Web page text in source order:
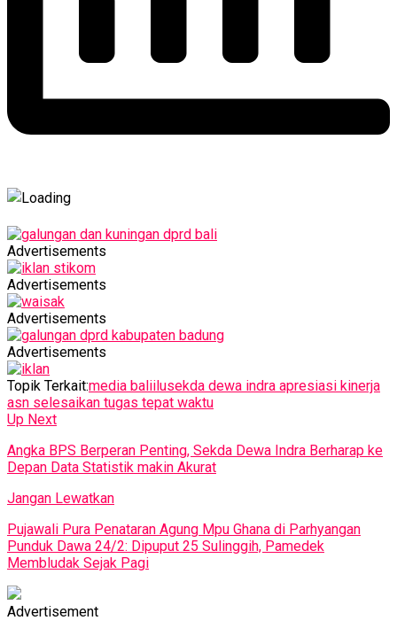
Advertisements
Advertisements
Advertisements
Advertisements
Topik Terkait:media baliilusekda dewa indra apresiasi kinerja
asn selesaikan tugas tepat waktu
Up Next
Angka BPS Berperan Penting, Sekda Dewa Indra Berharap ke
Depan Data Statistik makin Akurat
Jangan Lewatkan
Pujawali Pura Penataran Agung Mpu Ghana di Parhyangan
Punduk Dawa 24/2: Dipuput 25 Sulinggih, Pamedek
Membludak Sejak Pagi
Advertisement